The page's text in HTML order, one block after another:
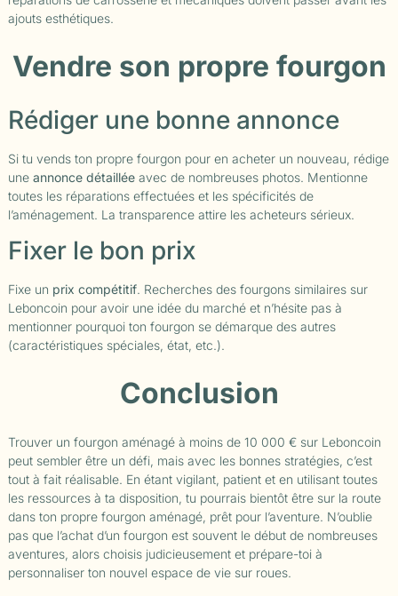
ajouts esthétiques.
Vendre son propre fourgon
Rédiger une bonne annonce
Si tu vends ton propre fourgon pour en acheter un nouveau, rédige
une annonce détailléeavec de nombreuses photos. Mentionne
toutes les réparations effectuées et les spécificités de
l’aménagement. La transparence attire les acheteurs sérieux.
Fixer le bon prix
Fixe un prix compétitif. Recherches des fourgons similaires sur
Leboncoin pour avoir une idée du marché et n’hésite pas à
mentionner pourquoi ton fourgon se démarque des autres
(caractéristiques spéciales, état, etc.).
Conclusion
Trouver un fourgon aménagé à moins de 10 000 € sur Leboncoin
peut sembler être un défi, mais avec les bonnes stratégies, c’est
tout à fait réalisable. En étant vigilant, patient et en utilisant toutes
les ressources à ta disposition, tu pourrais bientôt être sur la route
dans ton propre fourgon aménagé, prêt pour l’aventure. N’oublie
pas que l’achat d’un fourgon est souvent le début de nombreuses
aventures, alors choisis judicieusement et prépare-toi à
personnaliser ton nouvel espace de vie sur roues.